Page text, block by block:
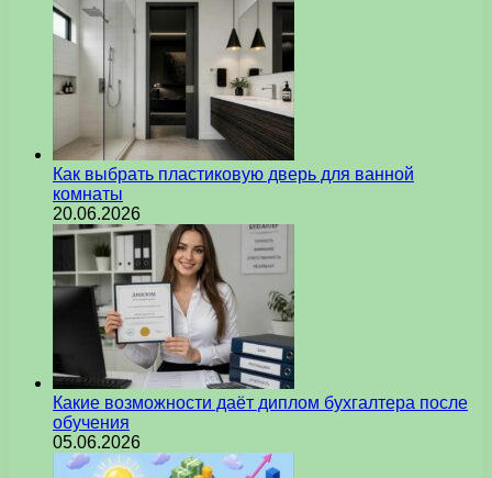
Как выбрать пластиковую дверь для ванной
комнаты
20.06.2026
Какие возможности даёт диплом бухгалтера после
обучения
05.06.2026